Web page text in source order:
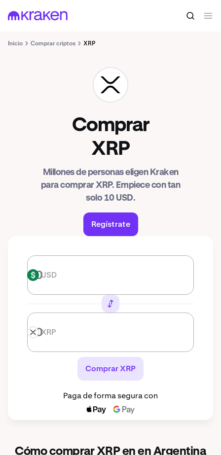
Inicio Comprar criptos XRP
XRP
Comprar
XRP
Millones de personas eligen Kraken
para comprar XRP. Empiece con tan
solo 10 USD.
Regístrate
USD USD
XRP XRP
Comprar XRP
Paga de forma segura con
Cómo comprar XRP en en Argentina